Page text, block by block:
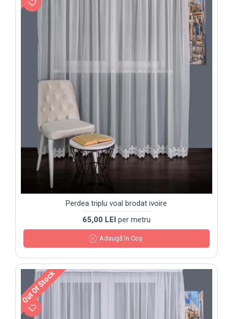
Perdea triplu voal brodat ivoire
65,00 LEI per metru
Adaugă în Coş
Out Of Stock